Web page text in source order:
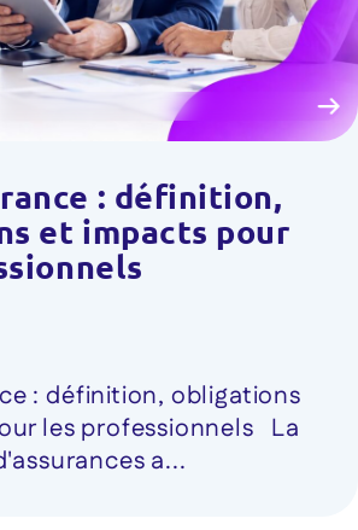
: définition,
et impacts pour
: définition, obligations
les professionnels La
a...